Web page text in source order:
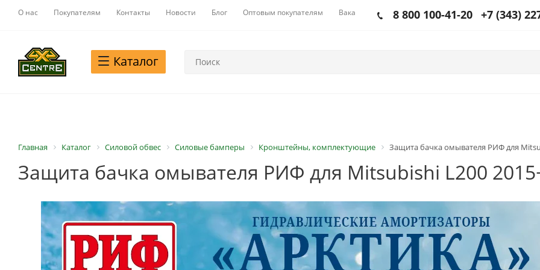
О нас Покупателям Контакты Новости Блог Оптовым покупателям Вакансии 8 800 100-41-20 +7 (343)
Каталог
Главная Каталог Силовой обвес Силовые бамперы Кронштейны, комплектующие Защита бачка омывателя РИФ для
Защита бачка омывателя РИФ для Mitsubishi L200